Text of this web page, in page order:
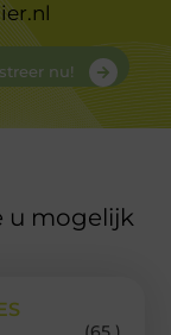
nu!
u mogelijk